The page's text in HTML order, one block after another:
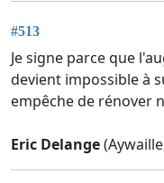
#513
Je signe parce que
devient impossible à
empêche de rénover
Eric Delange